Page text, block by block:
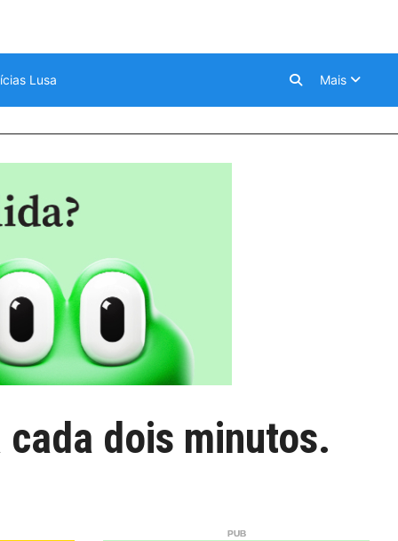
Lusa Mais
dois minutos.